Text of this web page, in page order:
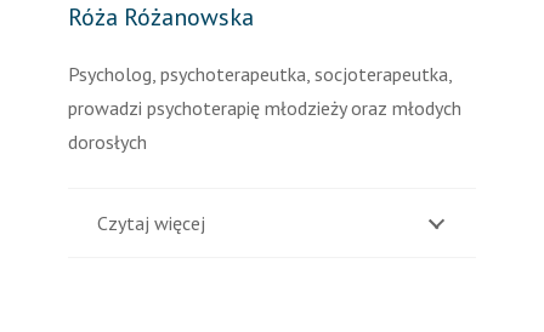
Róża Różanowska
Psycholog, psychoterapeutka, socjoterapeutka,
prowadzi psychoterapię młodzieży oraz młodych
dorosłych
Czytaj więcej